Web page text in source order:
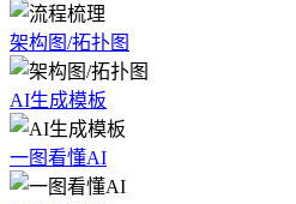
架构图/拓扑图
AI生成模板
一图看懂AI